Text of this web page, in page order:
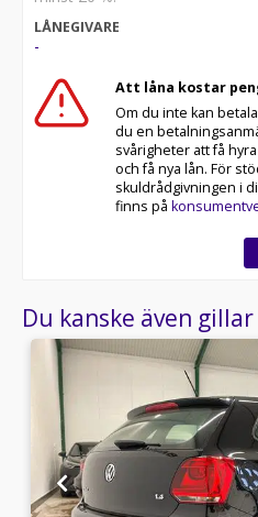
LÅNEGIVARE
-
Att låna kostar
Om du inte kan
du en
svårigheter att få
och få nya lån. För
skuldrådgivningen i
finns på
Du kanske även gillar